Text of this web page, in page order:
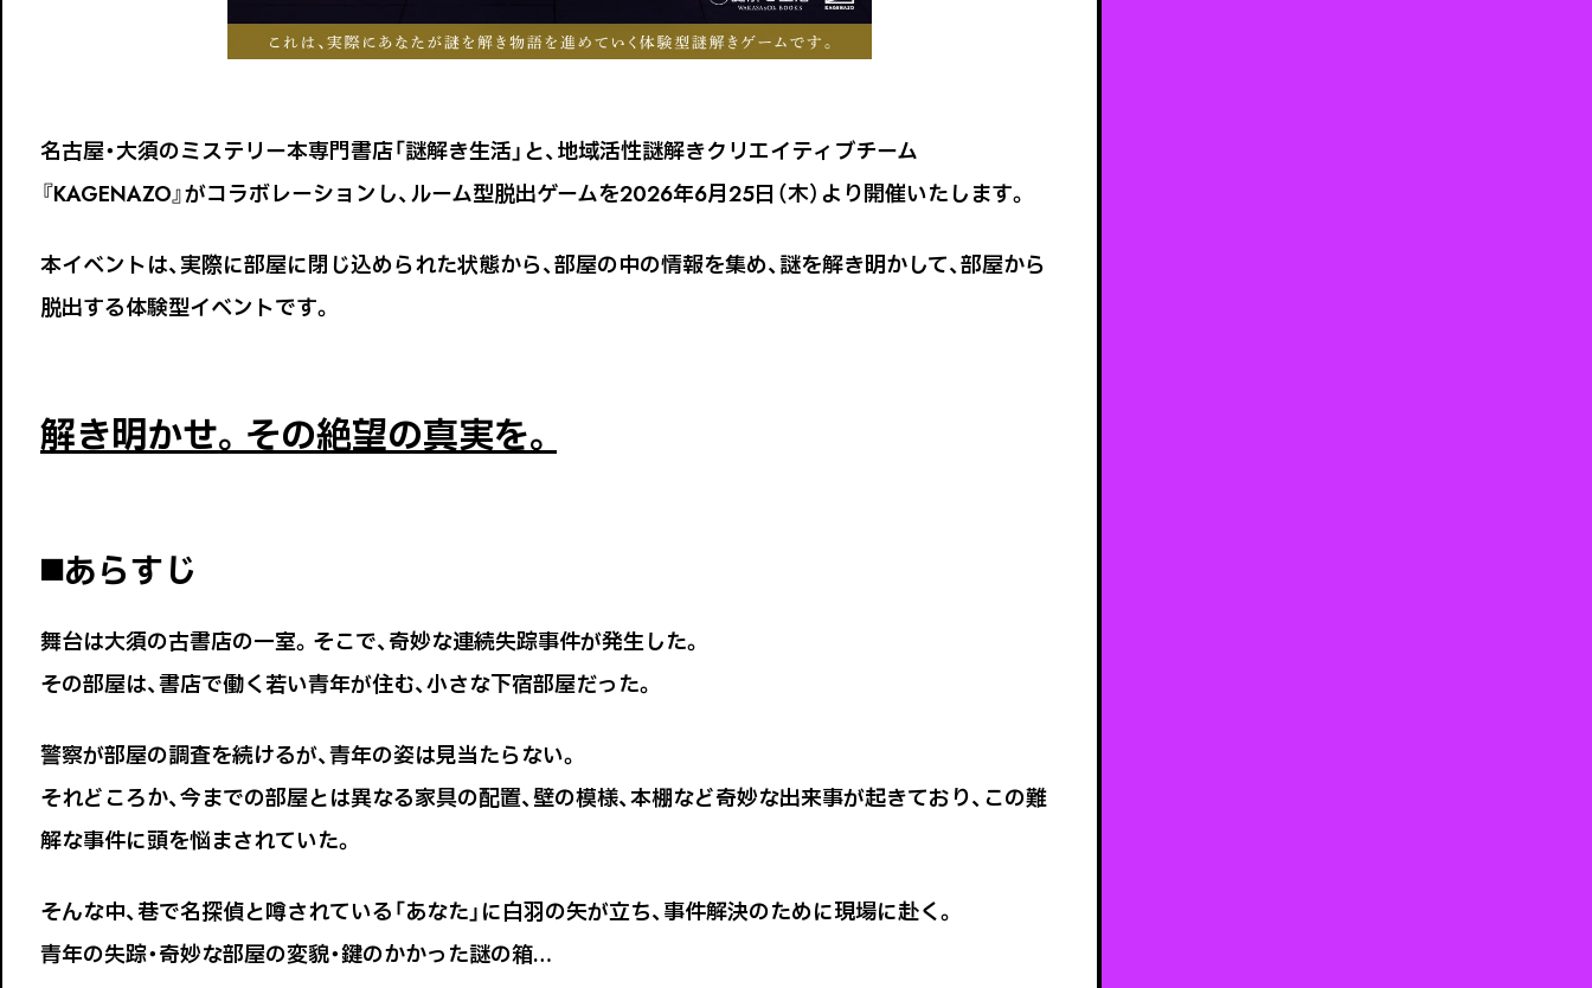
名古屋・大須のミステリー本専門書店「謎解き生活」と、地域活性謎解きクリエイティブチーム
『KAGENAZO』がコラボレーションし、ルーム型脱出ゲームを2026年6月25日（木）より開催いたします。
本イベントは、実際に部屋に閉じ込められた状態から、部屋の中の情報を集め、謎を解き明かして、部屋から
脱出する体験型イベントです。
解き明かせ。その絶望の真実を。
◼️あらすじ
舞台は大須の古書店の一室。そこで、奇妙な連続失踪事件が発生した。
その部屋は、書店で働く若い青年が住む、小さな下宿部屋だった。
警察が部屋の調査を続けるが、青年の姿は見当たらない。
それどころか、今までの部屋とは異なる家具の配置、壁の模様、本棚など奇妙な出来事が起きており、この難
解な事件に頭を悩まされていた。
そんな中、巷で名探偵と噂されている「あなた」に白羽の矢が立ち、事件解決のために現場に赴く。
青年の失踪・奇妙な部屋の変貌・鍵のかかった謎の箱…